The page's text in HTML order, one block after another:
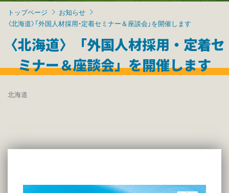
トップページ
お知らせ
〈北海道〉「外国人材採用・定着セミナー＆座談会」を開催します
〈北海道〉「外国人材採用・定着セ
ミナー＆座談会」を開催します
北海道